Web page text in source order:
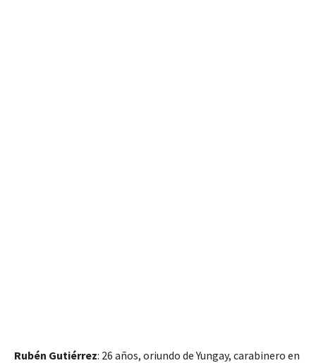
Rubén Gutiérrez: 26 años, oriundo de Yungay, carabinero en